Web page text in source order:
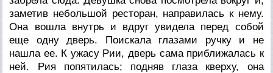
заметив небольшой ресторан, направилась к нему.
Она вошла внутрь и вдруг увидела перед собой
еще одну дверь. Поискала глазами ручку и не
нашла ее. К ужасу Рии, дверь сама приближалась к
ней. Рия попятилась; подняв глаза кверху, она